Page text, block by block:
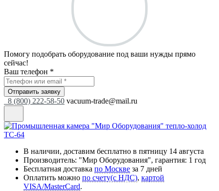
Помогу подобрать оборудование под ваши нужды прямо
сейчас!
Ваш телефон *
Отправить заявку
8 (800) 222-58-50 vacuum-trade@mail.ru
В наличии, доставим бесплатно в пятницу 14 августа
Производитель: "Мир Оборудования", гарантия: 1 год
Бесплатная доставка по Москве за 7 дней
Оплатить можно по счету(с НДС), картой
VISA/MasterCard.